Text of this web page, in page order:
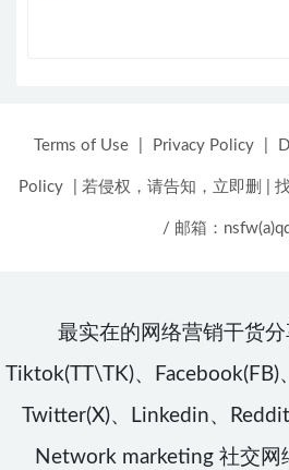
Terms of Use Privacy Policy
Policy 若侵权，请告知，立即删
/ 邮箱：
最实在的网络营销干货
Tiktok(TT\TK)、Facebook(FB)
Twitter(X)、Linkedin、
Network marketing 社交网